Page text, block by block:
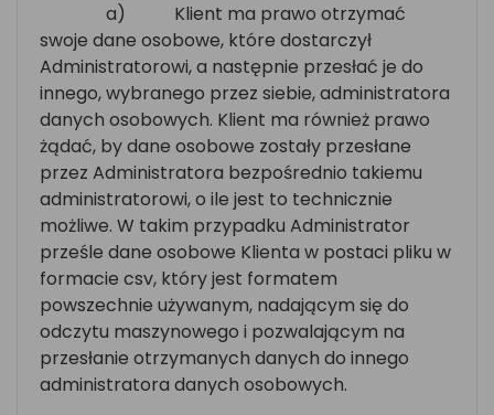
a)
Klient ma prawo otrzymać
swoje dane osobowe, które dostarczył
Administratorowi, a następnie przesłać je do
innego, wybranego przez siebie, administratora
danych osobowych. Klient ma również prawo
żądać, by dane osobowe zostały przesłane
przez Administratora bezpośrednio takiemu
administratorowi, o ile jest to technicznie
możliwe. W takim przypadku Administrator
prześle dane osobowe Klienta w postaci pliku w
formacie csv, który jest formatem
powszechnie używanym, nadającym się do
odczytu maszynowego i pozwalającym na
przesłanie otrzymanych danych do innego
administratora danych osobowych.